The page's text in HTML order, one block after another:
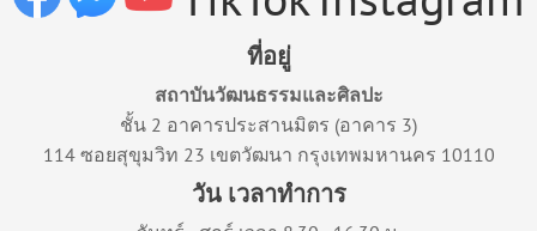
ที่อยู่
สถาบันวัฒนธรรมและศิลปะ
ชั้น 2 อาคารประสานมิตร (อาคาร 3)
114 ซอยสุขุมวิท 23 เขตวัฒนา กรุงเทพมหานคร 10110
วัน เวลาทำการ